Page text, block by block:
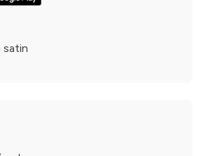
satin